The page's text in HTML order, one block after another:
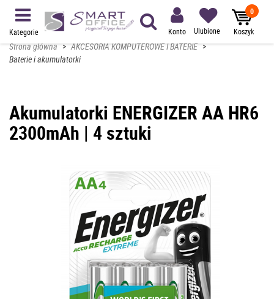
Kategorie Konto Ulubione
0
Koszyk
Strona główna > AKCESORIA KOMPUTEROWE I BATERIE >
Baterie i akumulatorki
Akumulatorki ENERGIZER AA HR6
2300mAh | 4 sztuki